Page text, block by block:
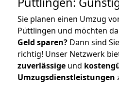
Sie planen einen Umzug
Püttlingen und möchten
Geld sparen? Dann sind
richtig! Unser Netzwerk
zuverlässige und
Umzugsdienstleistungen